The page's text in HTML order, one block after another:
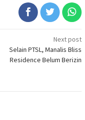
Next post
Selain PTSL, Manalis Bliss
Residence Belum Berizin